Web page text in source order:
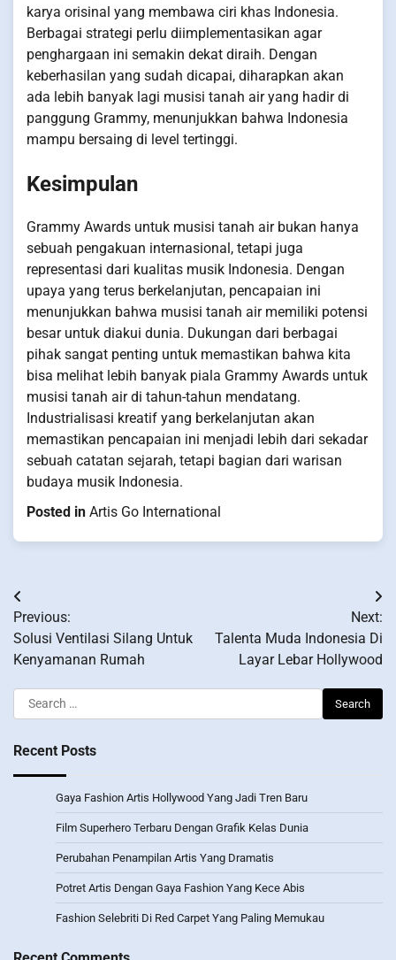
karya orisinal yang membawa ciri khas Indonesia.
Berbagai strategi perlu diimplementasikan agar
penghargaan ini semakin dekat diraih. Dengan
keberhasilan yang sudah dicapai, diharapkan akan
ada lebih banyak lagi musisi tanah air yang hadir di
panggung Grammy, menunjukkan bahwa Indonesia
mampu bersaing di level tertinggi.
Kesimpulan
Grammy Awards untuk musisi tanah air bukan hanya
sebuah pengakuan internasional, tetapi juga
representasi dari kualitas musik Indonesia. Dengan
upaya yang terus berkelanjutan, pencapaian ini
menunjukkan bahwa musisi tanah air memiliki potensi
besar untuk diakui dunia. Dukungan dari berbagai
pihak sangat penting untuk memastikan bahwa kita
bisa melihat lebih banyak piala Grammy Awards untuk
musisi tanah air di tahun-tahun mendatang.
Industrialisasi kreatif yang berkelanjutan akan
memastikan pencapaian ini menjadi lebih dari sekadar
sebuah catatan sejarah, tetapi bagian dari warisan
budaya musik Indonesia.
Posted in Artis Go International
Post
navigation
Previous:
Solusi Ventilasi Silang Untuk
Kenyamanan Rumah
Next:
Talenta Muda Indonesia Di
Layar Lebar Hollywood
Search
for:
Recent Posts
Gaya Fashion Artis Hollywood Yang Jadi Tren Baru
Film Superhero Terbaru Dengan Grafik Kelas Dunia
Perubahan Penampilan Artis Yang Dramatis
Potret Artis Dengan Gaya Fashion Yang Kece Abis
Fashion Selebriti Di Red Carpet Yang Paling Memukau